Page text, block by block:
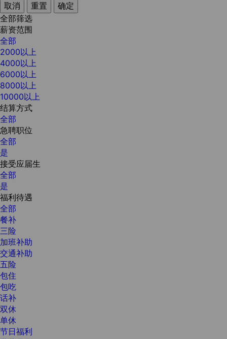
取消 重置
确定
全部筛选
薪资范围
全部
2000以上
4000以上
6000以上
8000以上
10000以上
结算方式
全部
急聘职位
全部
是
接受应届生
全部
是
福利待遇
全部
餐补
三险
加班补助
交通补助
五险
包住
包吃
话补
双休
单休
节日福利